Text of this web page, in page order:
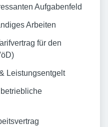
Aufgabenfeld
Arbeiten
für den
Leistungsentgelt